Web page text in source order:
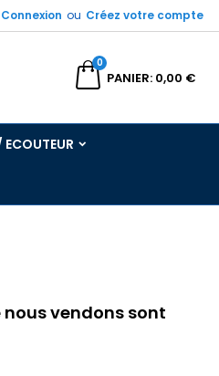
Connexion ou Créez votre compte
PANIER
0
0,00 €
vendons sont